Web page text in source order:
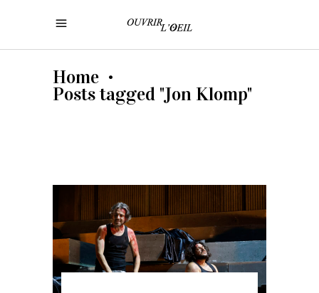
Home •
Posts tagged "Jon Klomp"